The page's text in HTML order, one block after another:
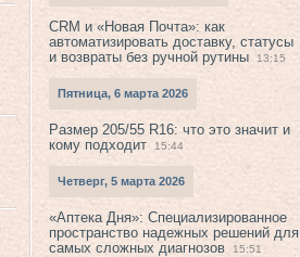
CRM и «Новая Почта»: как
автоматизировать доставку, статусы
и возвраты без ручной рутины
13:15
Пятница, 6 марта 2026
Размер 205/55 R16: что это значит и
кому подходит
15:44
Четверг, 5 марта 2026
«Аптека Дня»: Специализированное
пространство надежных решений для
самых сложных диагнозов
15:51